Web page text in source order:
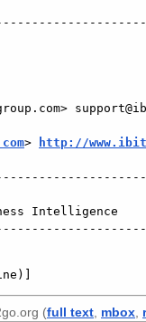
> http://
Intelligence
(full text mbox